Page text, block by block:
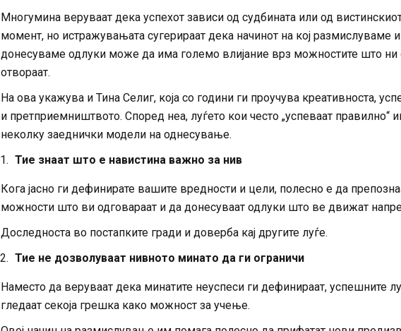
Многумина веруваат дека успехот зависи од судбината или од
момент, но истражувањата сугерираат дека начинот на кој размислуваме и
донесуваме одлуки може да има големо влијание врз можностите што ни
отвораат.
На ова укажува и Тина Селиг, која со години ги проучува креативноста,
и претприемништвото. Според неа, луѓето кои често „успеваат правилно“
неколку заеднички модели на однесување.
Тие знаат што е навистина важно за нив
Кога јасно ги дефинирате вашите вредности и цели, полесно е да
можности што ви одговараат и да донесуваат одлуки што ве движат
Доследноста во постапките гради и доверба кај другите луѓе.
Тие не дозволуваат нивното минато да ги ограничи
Наместо да веруваат дека минатите неуспеси ги дефинираат, успешните
гледаат секоја грешка како можност за учење.